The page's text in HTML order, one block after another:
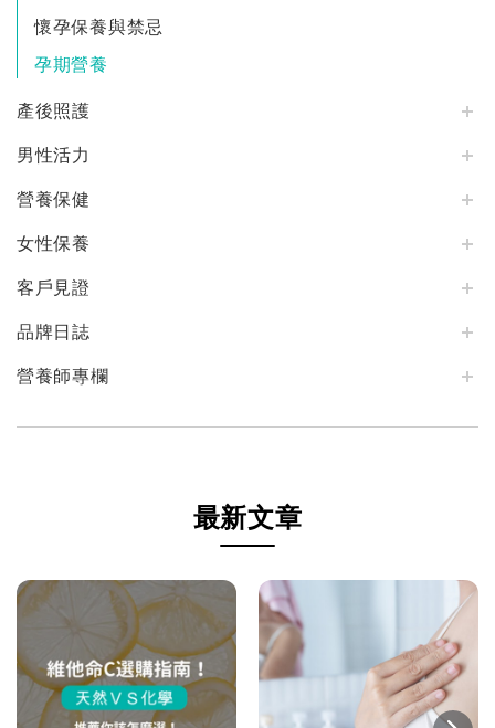
懷孕保養與禁忌
孕期營養
產後照護
男性活力
營養保健
女性保養
客戶見證
品牌日誌
營養師專欄
最新文章